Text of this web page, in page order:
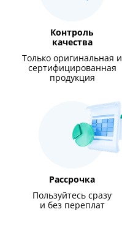
Контроль
качества
Только оригинальная и
сертифицированная
продукция
Рассрочка
Пользуйтесь сразу
и без переплат